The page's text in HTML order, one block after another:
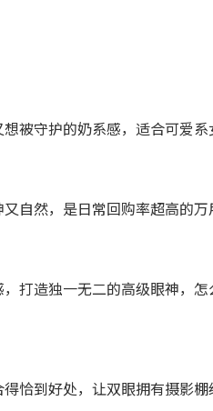
被守护的奶系感，适合可爱系
自然，是日常回购率超高的万
打造独一无二的高级眼神，怎
恰到好处，让双眼拥有摄影棚